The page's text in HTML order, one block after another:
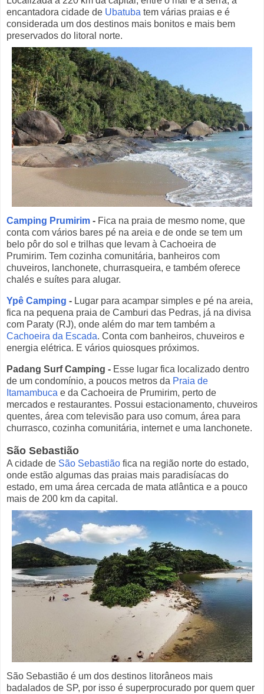
encantadora cidade de Ubatuba tem várias praias e é
considerada um dos destinos mais bonitos e mais bem
preservados do litoral norte.
Camping Prumirim - Fica na praia de mesmo nome, que
conta com vários bares pé na areia e de onde se tem um
belo pôr do sol e trilhas que levam à Cachoeira de
Prumirim. Tem cozinha comunitária, banheiros com
chuveiros, lanchonete, churrasqueira, e também oferece
chalés e suítes para alugar.
Ypê Camping - Lugar para acampar simples e pé na areia,
fica na pequena praia de Camburi das Pedras, já na divisa
com Paraty (RJ), onde além do mar tem também a
Cachoeira da Escada. Conta com banheiros, chuveiros e
energia elétrica. E vários quiosques próximos.
Padang Surf Camping - Esse lugar fica localizado dentro
de um condomínio, a poucos metros da Praia de
Itamambuca e da Cachoeira de Prumirim, perto de
mercados e restaurantes. Possui estacionamento, chuveiros
quentes, área com televisão para uso comum, área para
churrasco, cozinha comunitária, internet e uma lanchonete.
São Sebastião
A cidade de São Sebastião fica na região norte do estado,
onde estão algumas das praias mais paradisíacas do
estado, em uma área cercada de mata atlântica e a pouco
mais de 200 km da capital.
São Sebastião é um dos destinos litorâneos mais
badalados de SP, por isso é superprocurado por quem quer